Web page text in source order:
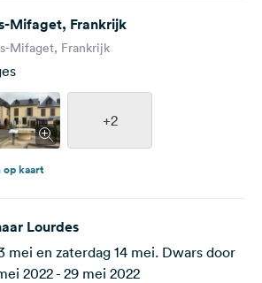
Mifaget, Frankrijk
Mifaget, Frankrijk
+2
op kaart
Lourdes
mei en zaterdag 14 mei. Dwars door
2022 - 29 mei 2022